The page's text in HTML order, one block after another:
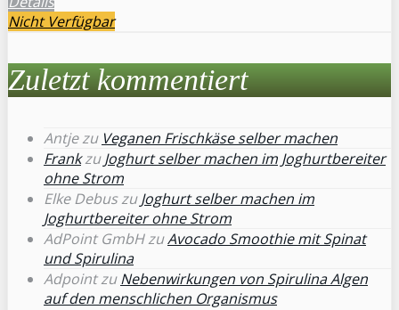
Nicht Verfügbar
Zuletzt kommentiert
Antjezu Veganen Frischkäse selber machen
FrankzuJoghurt selber machen im Joghurtbereiter
ohne Strom
Elke DebuszuJoghurt selber machen im
Joghurtbereiter ohne Strom
AdPoint GmbHzuAvocado Smoothie mit Spinat
und Spirulina
AdpointzuNebenwirkungen von Spirulina Algen
auf den menschlichen Organismus